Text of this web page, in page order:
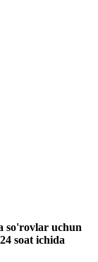
so'rovlar uchun
soat ichida